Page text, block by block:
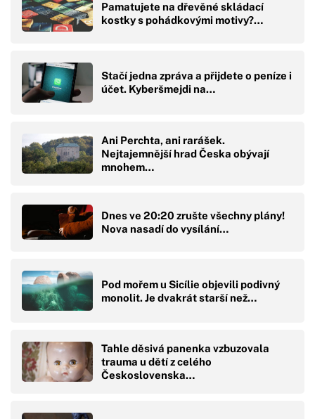
Pamatujete na dřevěné skládací
kostky s pohádkovými motivy?…
Stačí jedna zpráva a přijdete o peníze i
účet. Kyberšmejdi na…
Ani Perchta, ani rarášek.
Nejtajemnější hrad Česka obývají
mnohem…
Dnes ve 20:20 zrušte všechny plány!
Nova nasadí do vysílání…
Pod mořem u Sicílie objevili podivný
monolit. Je dvakrát starší než…
Tahle děsivá panenka vzbuzovala
trauma u dětí z celého
Československa…